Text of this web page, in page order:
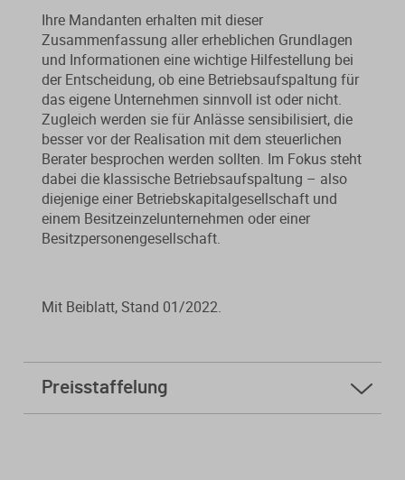
Ihre Mandanten erhalten mit dieser
Zusammenfassung aller erheblichen Grundlagen
und Informationen eine wichtige Hilfestellung bei
der Entscheidung, ob eine Betriebsaufspaltung für
das eigene Unternehmen sinnvoll ist oder nicht.
Zugleich werden sie für Anlässe sensibilisiert, die
besser vor der Realisation mit dem steuerlichen
Berater besprochen werden sollten. Im Fokus steht
dabei die klassische Betriebsaufspaltung – also
diejenige einer Betriebskapitalgesellschaft und
einem Besitzeinzelunternehmen oder einer
Besitzpersonengesellschaft.
Mit Beiblatt, Stand 01/2022.
Preisstaffelung